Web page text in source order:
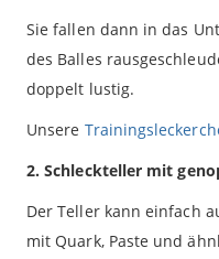
Sie fallen dann in das
des Balles
doppelt lustig.
Unsere
2. Schleckteller mit
Der Teller kann einfach
mit Quark, Paste und